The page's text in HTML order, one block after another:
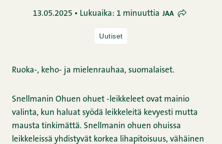
13.05.2025 • Lukuaika: 1 minuuttia JAA
Uutiset
Ruoka-, keho- ja mielenrauhaa, suomalaiset.
Snellmanin Ohuen ohuet -leikkeleet ovat mainio
valinta, kun haluat syödä leikkeleitä kevyesti mutta
mausta tinkimättä. Snellmanin ohuen ohuissa
leikkeleissä yhdistyvät korkea lihapitoisuus, vähäinen